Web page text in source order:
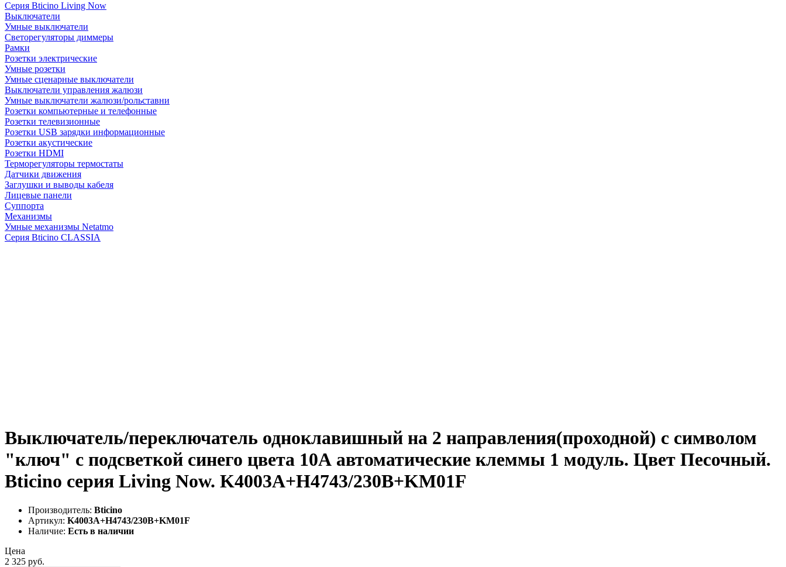
Серия Bticino Living Now
Выключатели
Умные выключатели
Светорегуляторы диммеры
Рамки
Розетки электрические
Умные розетки
Умные сценарные выключатели
Выключатели управления жалюзи
Умные выключатели жалюзи/рольставни
Розетки компьютерные и телефонные
Розетки телевизионные
Розетки USB зарядки информационные
Розетки акустические
Розетки HDMI
Терморегуляторы термостаты
Датчики движения
Заглушки и выводы кабеля
Лицевые панели
Суппорта
Механизмы
Умные механизмы Netatmo
Серия Bticino CLASSIA
Выключатель/переключатель одноклавишный на 2 направления(проходной) с символом
"ключ" с подсветкой синего цвета 10А автоматические клеммы 1 модуль. Цвет Песочный.
Bticino серия Living Now. K4003A+H4743/230B+KM01F
Производитель: Bticino
Артикул: K4003A+H4743/230B+KM01F
Наличие: Есть в наличии
Цена
2 325 руб.